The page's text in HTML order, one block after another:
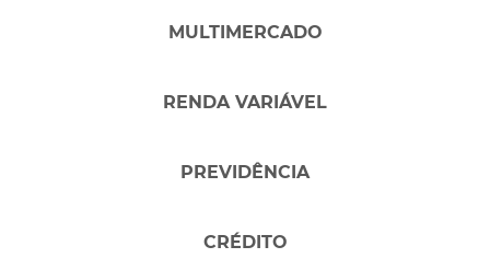
MULTIMERCADO
RENDA VARIÁVEL
PREVIDÊNCIA
CRÉDITO
adicional dee saldo mínimo de